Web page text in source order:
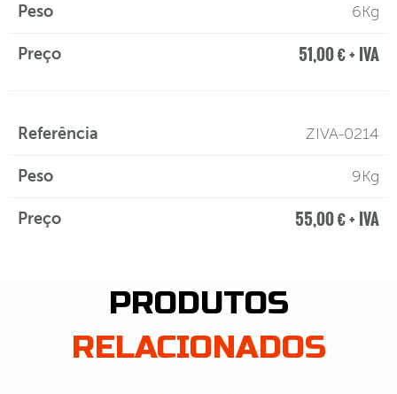
6Kg
51,00 € + IVA
ZIVA-0214
9Kg
55,00 € + IVA
PRODUTOS
RELACIONADOS